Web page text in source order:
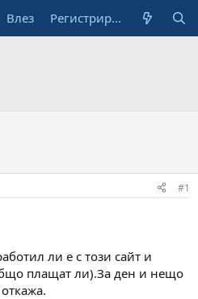
Влез Регистрирай се
#1
ли е с този сайт и
плащат ли).За ден и нещо